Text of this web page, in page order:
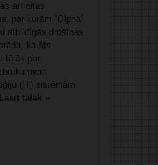
arī citas
par kurām “Olpha”
atbildīgās drošības
ka šīs
tālāk par
(IT) sistēmām
Lasīt tālāk »